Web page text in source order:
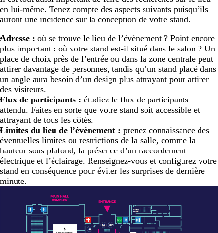
en lui-même. Tenez compte des aspects suivants puisqu’ils
auront une incidence sur la conception de votre stand.
Adresse : où se trouve le lieu de l’évènement ? Point encore
plus important : où votre stand est-il situé dans le salon ? Un
place de choix près de l’entrée ou dans la zone centrale peut
attirer davantage de personnes, tandis qu’un stand placé dans
un angle aura besoin d’un design plus attrayant pour attirer
des visiteurs.
Flux de participants : étudiez le flux de participants
attendu. Faites en sorte que votre stand soit accessible et
attrayant de tous les côtés.
Limites du lieu de l’évènement : prenez connaissance des
éventuelles limites ou restrictions de la salle, comme la
hauteur sous plafond, la présence d’un raccordement
électrique et l’éclairage. Renseignez-vous et configurez votre
stand en conséquence pour éviter les surprises de dernière
minute.